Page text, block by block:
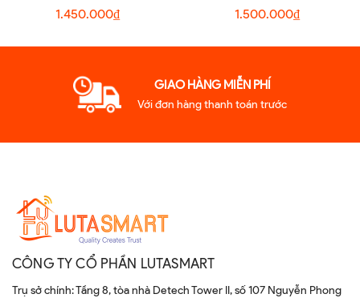
1.450.000₫
Spot Light1.500.000₫
GIAO HÀNG MIỄN PHÍ
Với đơn hàng thanh toán trước
CÔNG TY CỔ PHẦN LUTASMART
Trụ sở chính: Tầng 8, tòa nhà Detech Tower II, số 107 Nguyễn Phong